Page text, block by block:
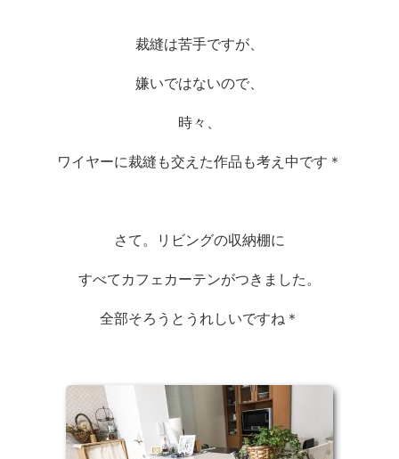
裁縫は苦手ですが、
嫌いではないので、
時々、
ワイヤーに裁縫も交えた作品も考え中です＊
さて。リビングの収納棚に
すべてカフェカーテンがつきました。
全部そろうとうれしいですね＊